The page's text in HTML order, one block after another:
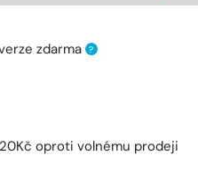
zdarma ?
oproti volnému prodeji